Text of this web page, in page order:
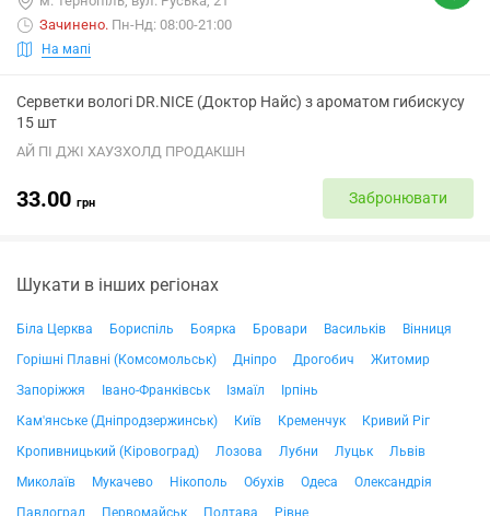
Зачинено. Пн-Нд: 08:00-21:00
На мапі
Серветки вологі DR.NICE (Доктор Найс) з ароматом гибискусу
15 шт
АЙ ПІ ДЖІ ХАУЗХОЛД ПРОДАКШН
33.00 грн Забронювати
Шукати в інших регіонах
Біла Церква Бориспіль Боярка Бровари Васильків
Вінниця
Горішні Плавні (Комсомольськ)
Дніпро Дрогобич
Житомир
Запоріжжя
Івано-Франківськ Ізмаїл
Ірпінь
Кам'янське (Дніпродзержинськ)
Київ Кременчук
Кривий Ріг
Кропивницький (Кіровоград)
Лозова Лубни Луцьк
Львів
Миколаїв
Мукачево Нікополь Обухів Одеса
Олександрія
Павлоград
Первомайськ Полтава
Рівне